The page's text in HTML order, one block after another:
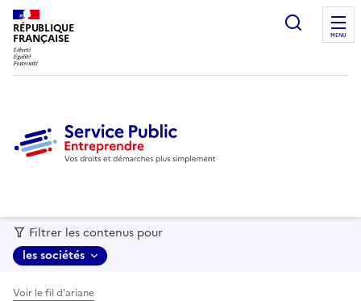
RÉPUBLIQUE
FRANÇAISE MENU
Filtrer les contenus pour
les sociétés
Voir le fil d'ariane